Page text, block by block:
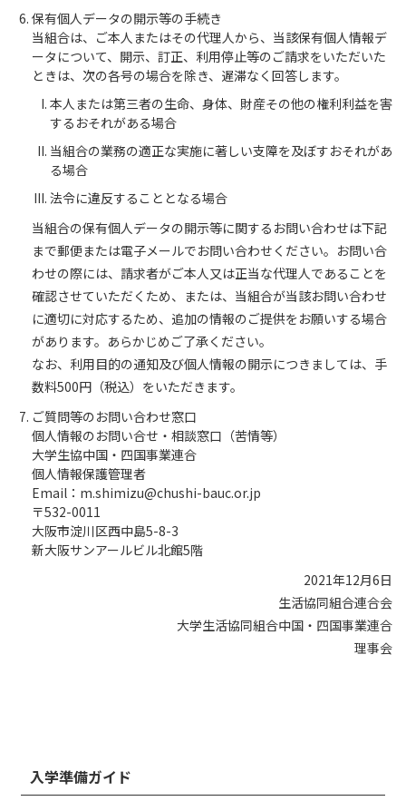
保有個人データの開示等の手続き
当組合は、ご本人またはその代理人から、当該保有個人情報デ
ータについて、開示、訂正、利用停止等のご請求をいただいた
ときは、次の各号の場合を除き、遅滞なく回答します。
本人または第三者の生命、身体、財産その他の権利利益を害
するおそれがある場合
当組合の業務の適正な実施に著しい支障を及ぼすおそれがあ
る場合
法令に違反することとなる場合
当組合の保有個人データの開示等に関するお問い合わせは下記
まで郵便または電子メールでお問い合わせください。お問い合
わせの際には、請求者がご本人又は正当な代理人であることを
確認させていただくため、または、当組合が当該お問い合わせ
に適切に対応するため、追加の情報のご提供をお願いする場合
があります。あらかじめご了承ください。
なお、利用目的の通知及び個人情報の開示につきましては、手
数料500円（税込）をいただきます。
ご質問等のお問い合わせ窓口
個人情報のお問い合せ・相談窓口（苦情等）
大学生協中国・四国事業連合
個人情報保護管理者
Email：m.shimizu@chushi-bauc.or.jp
〒532-0011
大阪市淀川区西中島5-8-3
新大阪サンアールビル北館5階
2021年12月6日
生活協同組合連合会
大学生活協同組合中国・四国事業連合
理事会
入学準備ガイド